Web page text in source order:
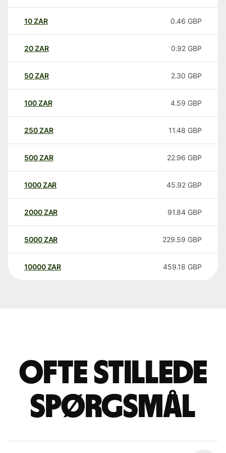
10ZAR 0.46 GBP
20ZAR 0.92 GBP
50ZAR 2.30 GBP
100ZAR 4.59 GBP
250ZAR 11.48 GBP
500ZAR 22.96 GBP
1000ZAR 45.92 GBP
2000ZAR 91.84 GBP
5000ZAR 229.59 GBP
10000 ZAR 459.18 GBP
Ofte stillede
spørgsmål